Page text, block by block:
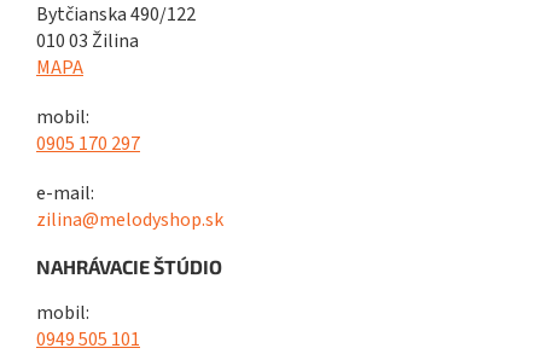
Bytčianska 490/122
010 03 Žilina
MAPA
mobil:
0905 170 297
e-mail:
zilina@melodyshop.sk
NAHRÁVACIE ŠTÚDIO
mobil:
0949 505 101